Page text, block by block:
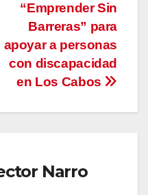
“Emprender Sin
Barreras” para
apoyar a personas
con discapacidad
en Los Cabos
Narro